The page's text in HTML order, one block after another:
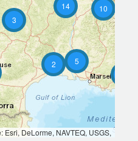
10
3
2 5
14
DeLorme, NAVTEQ, USGS,